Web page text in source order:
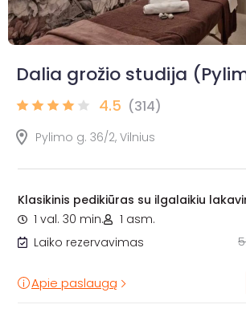
Dalia grožio studija
4.5 (314)
Pylimo g. 36/2, Vilnius
Klasikinis pedikiūras su ilgalaikiu
1 val. 30 min.
1 asm.
Laiko rezervavimas
Apie paslaugą